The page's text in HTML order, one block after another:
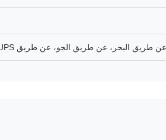
عن طريق البحر، عن طريق الجو، عن طريق DHL، UPS، فيديكس، TNT أو EMS، الخ.